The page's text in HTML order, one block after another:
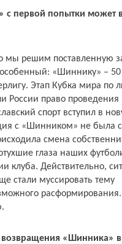
первой попытки может
мы решим поставленную
«Шиннику» – 50
Этап Кубка мира
России право проведения
спорт вступил в
с «Шинником» не была
смена
глаза наших
клуба. Действительно,
стали муссировать тему
расформирования.
возвращения «Шинника» в